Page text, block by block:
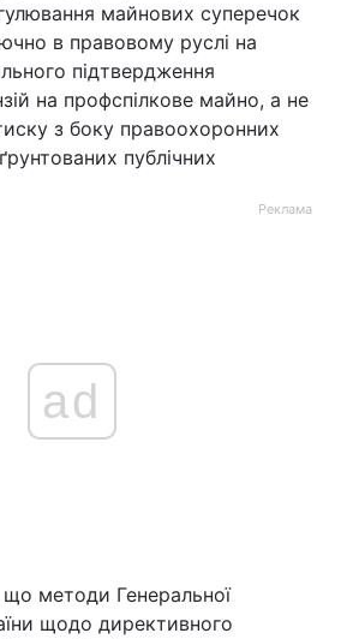
майнових суперечок
в правовому руслі на
підтвердження
на профспілкове майно, а не
з боку правоохоронних
публічних
Реклама
ad
методи Генеральної
щодо директивного